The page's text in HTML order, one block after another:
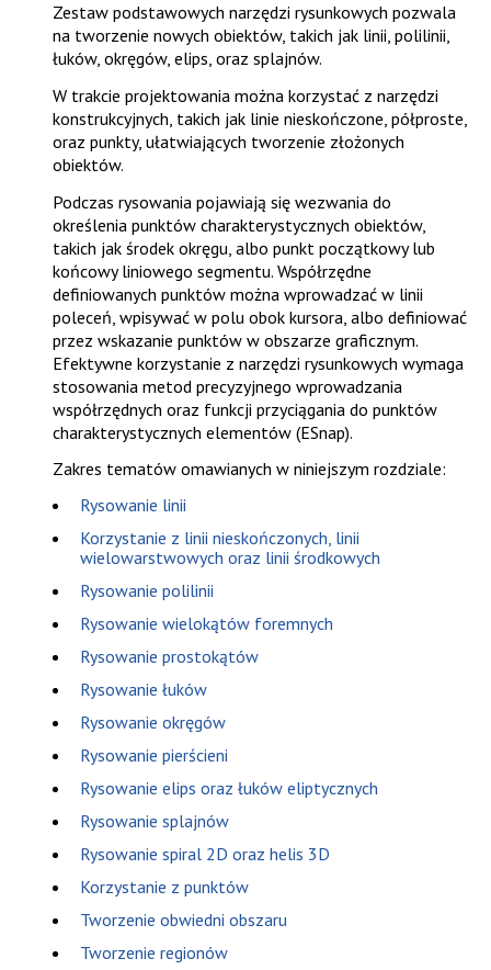
Zestaw podstawowych narzędzi rysunkowych pozwala
na tworzenie nowych obiektów, takich jak linii, polilinii,
łuków, okręgów, elips, oraz splajnów.
W trakcie projektowania można korzystać z narzędzi
konstrukcyjnych, takich jak linie nieskończone, półproste,
oraz punkty, ułatwiających tworzenie złożonych
obiektów.
Podczas rysowania pojawiają się wezwania do
określenia punktów charakterystycznych obiektów,
takich jak środek okręgu, albo punkt początkowy lub
końcowy liniowego segmentu. Współrzędne
definiowanych punktów można wprowadzać w linii
poleceń, wpisywać w polu obok kursora, albo definiować
przez wskazanie punktów w obszarze graficznym.
Efektywne korzystanie z narzędzi rysunkowych wymaga
stosowania metod precyzyjnegowprowadzania
współrzędnych oraz funkcjiprzyciągania do punktów
charakterystycznych elementów (ESnap).
Zakres tematów omawianych w niniejszym rozdziale:
Rysowanie linii
Korzystanie z linii nieskończonych, linii
wielowarstwowych oraz linii środkowych
Rysowanie polilinii
Rysowanie wielokątów foremnych
Rysowanie prostokątów
Rysowanie łuków
Rysowanie okręgów
Rysowanie pierścieni
Rysowanie elips oraz łuków eliptycznych
Rysowanie splajnów
Rysowanie spiral 2D oraz helis 3D
Korzystanie z punktów
Tworzenie obwiedni obszaru
Tworzenie regionów